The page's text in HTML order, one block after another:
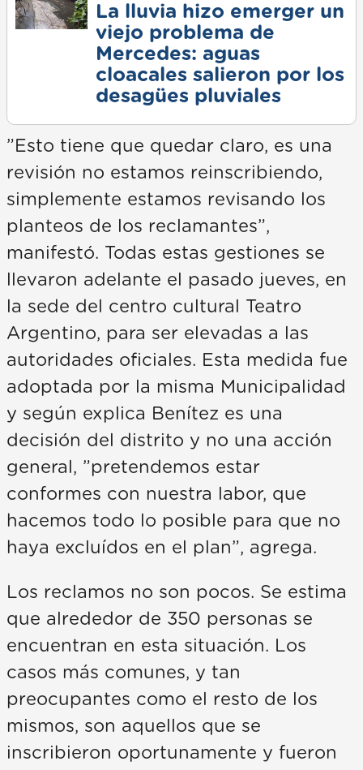
La lluvia hizo emerger un
viejo problema de
Mercedes: aguas
cloacales salieron por los
desagües pluviales
”Esto tiene que quedar claro, es una
revisión no estamos reinscribiendo,
simplemente estamos revisando los
planteos de los reclamantes”,
manifestó. Todas estas gestiones se
llevaron adelante el pasado jueves, en
la sede del centro cultural Teatro
Argentino, para ser elevadas a las
autoridades oficiales. Esta medida fue
adoptada por la misma Municipalidad
y según explica Benítez es una
decisión del distrito y no una acción
general, ”pretendemos estar
conformes con nuestra labor, que
hacemos todo lo posible para que no
haya excluídos en el plan”, agrega.
Los reclamos no son pocos. Se estima
que alrededor de 350 personas se
encuentran en esta situación. Los
casos más comunes, y tan
preocupantes como el resto de los
mismos, son aquellos que se
inscribieron oportunamente y fueron